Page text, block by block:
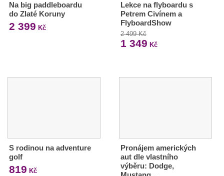
Na big paddleboardu
do Zlaté Koruny
2 399 Kč
Lekce na flyboardu s
Petrem Civínem a
FlyboardShow
2 499 Kč
1 349 Kč
S rodinou na adventure
golf
819 Kč
Pronájem amerických
aut dle vlastního
výběru: Dodge,